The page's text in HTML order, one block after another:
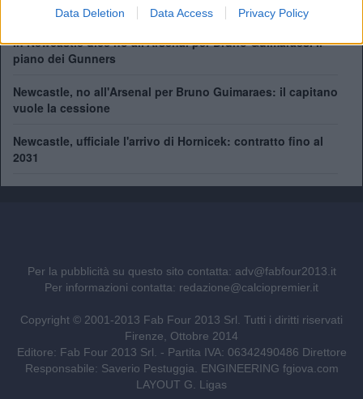
Data Deletion Data Access Privacy Policy
Chi è Lukas Hornicek: il nuovo portiere del Newcastle
In Newcastle dice no all'Arsenal per Bruno Guimaraes. Il
piano dei Gunners
Newcastle, no all'Arsenal per Bruno Guimaraes: il capitano
vuole la cessione
Newcastle, ufficiale l'arrivo di Hornicek: contratto fino al
2031
Per la pubblicità su questo sito contatta: adv@fabfour2013.it
Per informazioni contatta: redazione@calciopremier.it
Copyright © 2001-2013 Fab Four 2013 Srl. Tutti i diritti riservati
Firenze, Ottobre 2014
Editore: Fab Four 2013 Srl. - Partita IVA: 06342490486 Direttore
Responsabile: Saverio Pestuggia. ENGINEERING fgiova.com
LAYOUT G. Ligas